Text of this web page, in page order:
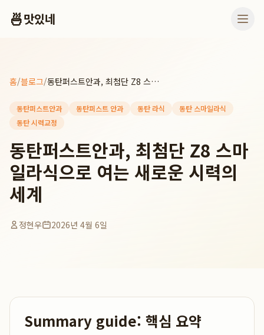
🍜맛있네
홈/블로그/ 동탄퍼스트안과, 최첨단 Z8 스마일라식으로 여는 새로운 시력의 세계
동탄퍼스트안과 동탄퍼스트 안과 동탄 라식
동탄 스마일라식
동탄 시력교정
동탄퍼스트안과, 최첨단 Z8 스마
일라식으로 여는 새로운 시력의
세계
정현우 2026년 4월 6일
Summary guide: 핵심 요약